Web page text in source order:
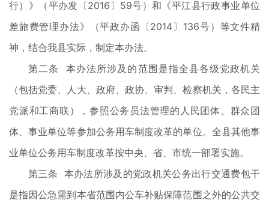
行）》（平办发〔2016〕59号）和《平江县行政事业单位
差旅费管理办法》（平政办函〔2014〕136号）等文件精
神，结合我县实际，制定本办法。
第二条 本办法所涉及的范围是指全县各级党政机关
（包括党委、人大、政府、政协、审判、检察机关，各民主
党派和工商联），参照公务员法管理的人民团体、群众团
体、事业单位等参加公务用车制度改革的单位。全县其他事
业单位公务用车制度改革按中央、省、市统一部署实施。
第三条 本办法所涉及的党政机关公务出行交通费包干
是指因公急需到本省范围内公车补贴保障范围之外的公共交